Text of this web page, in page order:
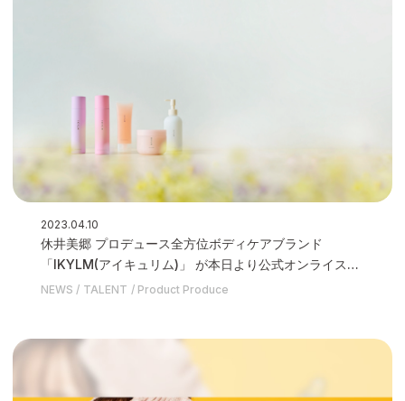
2023.04.10
休井美郷 プロデュース全方位ボディケアブランド
「IKYLM(アイキュリム)」 が本日より公式オンライスト
アにて販売開始いたしました
NEWS TALENT Product Produce